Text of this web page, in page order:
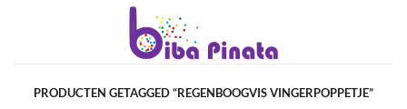
PRODUCTEN GETAGGED “REGENBOOGVIS VINGERPOPPETJE”